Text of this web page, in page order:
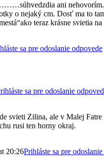
ani nehovorím.
o nejaký cm. Dosť ma to
teraz krásne svietia
sa pre odoslanie odpovede
sa pre odoslanie
svieti Zilina, ale v Malej
rusi ten horny okraj.
20:26Prihláste sa pre